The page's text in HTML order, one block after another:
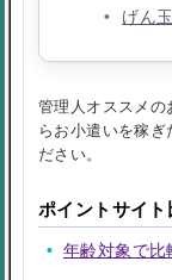
げん玉
管理人オススメの
らお小遣いを稼ぎ
ださい。
ポイントサイ
年齢対象で比